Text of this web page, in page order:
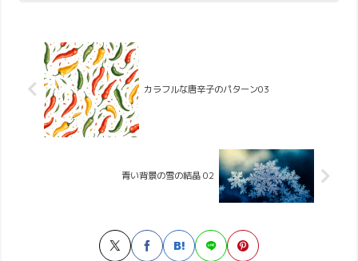
カラフルな唐辛子のパターン03
青い背景の雪の結晶 02